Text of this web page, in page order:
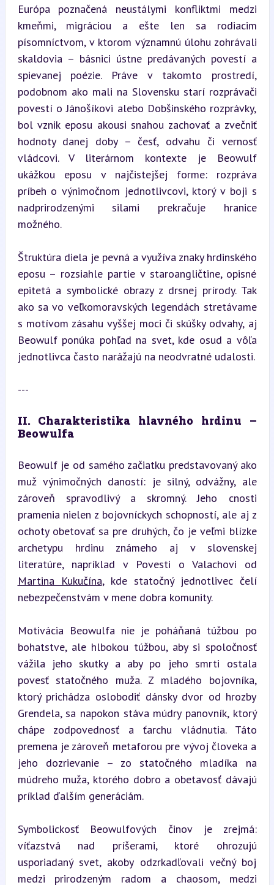
Európa poznačená neustálymi konfliktmi medzi
kmeňmi, migráciou a ešte len sa rodiacim
písomníctvom, v ktorom významnú úlohu zohrávali
skaldovia – básnici ústne predávaných povestí a
spievanej poézie. Práve v takomto prostredí,
podobnom ako mali na Slovensku starí rozprávači
povestí o Jánošíkovi alebo Dobšinského rozprávky,
bol vznik eposu akousi snahou zachovať a zvečniť
hodnoty danej doby – česť, odvahu či vernosť
vládcovi. V literárnom kontexte je Beowulf
ukážkou eposu v najčistejšej forme: rozpráva
príbeh o výnimočnom jednotlivcovi, ktorý v boji s
nadprirodzenými silami prekračuje hranice
možného.
Štruktúra diela je pevná a využíva znaky hrdinského
eposu – rozsiahle partie v staroangličtine, opisné
epitetá a symbolické obrazy z drsnej prírody. Tak
ako sa vo veľkomoravských legendách stretávame
s motívom zásahu vyššej moci či skúšky odvahy, aj
Beowulf ponúka pohľad na svet, kde osud a vôľa
jednotlivca často narážajú na neodvratné udalosti.
---
II. Charakteristika hlavného hrdinu –
Beowulfa
Beowulf je od samého začiatku predstavovaný ako
muž výnimočných daností: je silný, odvážny, ale
zároveň spravodlivý a skromný. Jeho cnosti
pramenia nielen z bojovníckych schopností, ale aj z
ochoty obetovať sa pre druhých, čo je veľmi blízke
archetypu hrdinu známeho aj v slovenskej
Martina Kukučína, kde statočný jednotlivec čelí
nebezpečenstvám v mene dobra komunity.
Motivácia Beowulfa nie je poháňaná túžbou po
bohatstve, ale hlbokou túžbou, aby si spoločnosť
vážila jeho skutky a aby po jeho smrti ostala
povesť statočného muža. Z mladého bojovníka,
ktorý prichádza oslobodiť dánsky dvor od hrozby
Grendela, sa napokon stáva múdry panovník, ktorý
chápe zodpovednosť a ťarchu vládnutia. Táto
premena je zároveň metaforou pre vývoj človeka a
jeho dozrievanie – zo statočného mladíka na
múdreho muža, ktorého dobro a obetavosť dávajú
príklad ďalším generáciám.
Symbolickosť Beowulfových činov je zrejmá:
víťazstvá nad príšerami, ktoré ohrozujú
usporiadaný svet, akoby odzrkadľovali večný boj
medzi prirodzeným radom a chaosom, medzi